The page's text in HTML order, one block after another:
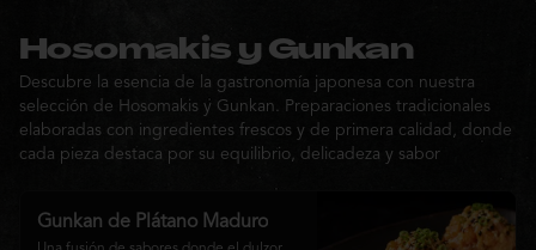
Hosomakis y Gunkan
Descubre la esencia de la gastronomía japonesa con nuestra
selección de Hosomakis y Gunkan. Preparaciones tradicionales
elaboradas con ingredientes frescos y de primera calidad, donde
cada pieza destaca por su equilibrio, delicadeza y sabor
Gunkan de Plátano Maduro